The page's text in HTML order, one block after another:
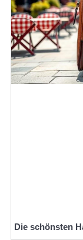
Die schönsten